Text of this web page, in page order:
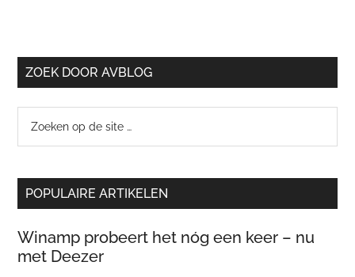
ZOEK DOOR AVBLOG
site
POPULAIRE ARTIKELEN
Winamp probeert het nóg een keer – nu
met Deezer